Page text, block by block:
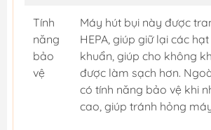
Tính
năng
bảo
vệ
Máy hút bụi này được
HEPA, giúp giữ lại các
khuẩn, giúp cho không
được làm sạch hơn.
có tính năng bảo vệ khi
cao, giúp tránh hỏng